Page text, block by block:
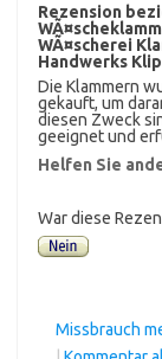
Rezension
WÃ¤scherei
Handwerks
Die Klammern
gekauft, um
diesen Zweck
geeignet und
Helfen Sie
War diese
Missbrauch